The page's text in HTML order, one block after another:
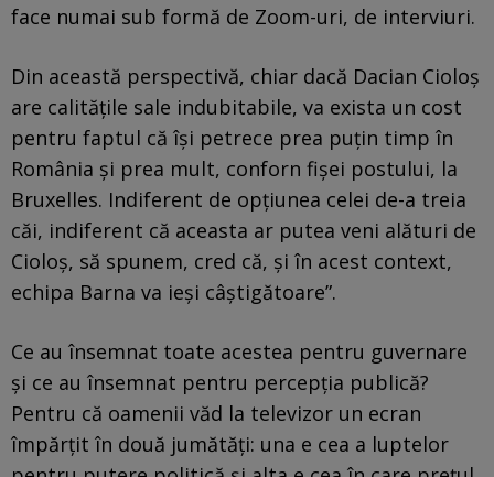
face numai sub formă de Zoom-uri, de interviuri.
Din această perspectivă, chiar dacă Dacian Cioloș
are calitățile sale indubitabile, va exista un cost
pentru faptul că își petrece prea puțin timp în
România și prea mult, conforn fișei postului, la
Bruxelles. Indiferent de opțiunea celei de-a treia
căi, indiferent că aceasta ar putea veni alături de
Cioloș, să spunem, cred că, și în acest context,
echipa Barna va ieși câștigătoare”.
Ce au însemnat toate acestea pentru guvernare
și ce au însemnat pentru percepția publică?
Pentru că oamenii văd la televizor un ecran
împărțit în două jumătăți: una e cea a luptelor